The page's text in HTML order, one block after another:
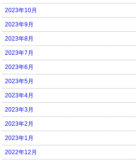
2023年10月
2023年9月
2023年8月
2023年7月
2023年6月
2023年5月
2023年4月
2023年3月
2023年2月
2023年1月
2022年12月